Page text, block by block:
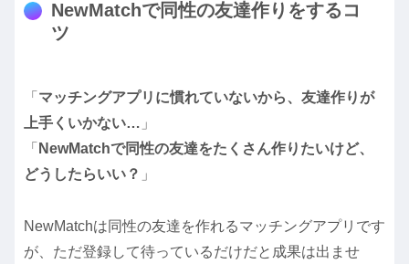
NewMatchで同性の友達作りをするコ
ツ
「 マッチングアプリに慣れていないから、友達作りが
上手くいかない… 」
「 NewMatchで同性の友達をたくさん作りたいけど、
どうしたらいい？ 」
NewMatchは同性の友達を作れるマッチングアプリです
が、ただ登録して待っているだけだと成果は出ませ